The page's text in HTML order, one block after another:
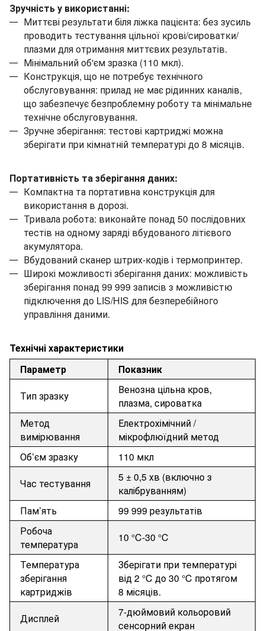
Зручність у використанні:
Миттєві результати біля ліжка пацієнта: без зусиль
проводить тестування цільної крові/сироватки/
плазми для отримання миттєвих результатів.
Мінімальний об'єм зразка (110 мкл).
Конструкція, що не потребує технічного
обслуговування: прилад не має рідинних каналів,
що забезпечує безпроблемну роботу та мінімальне
технічне обслуговування.
Зручне зберігання: тестові картриджі можна
зберігати при кімнатній температурі до 8 місяців.
Портативність та зберігання даних:
Компактна та портативна конструкція для
використання в дорозі.
Тривала робота: виконайте понад 50 послідовних
тестів на одному заряді вбудованого літієвого
акумулятора.
Вбудований сканер штрих-кодів і термопринтер.
Широкі можливості зберігання даних: можливість
зберігання понад 99 999 записів з можливістю
підключення до LIS/HIS для безперебійного
управління даними.
Технічні характеристики
Параметр
Показник
Тип зразку
Венозна цільна кров,
плазма, сироватка
Метод
вимірювання
Електрохімічний /
мікрофлюїдний метод
Об’єм зразку
110 мкл
Час тестування
5 ± 0,5 хв (включно з
калібруванням)
Пам’ять
99 999 результатів
Робоча
температура
10 °C-30 °C
Температура
зберігання
картриджів
Зберігати при температурі
від 2 °C до 30 °C протягом
8 місяців.
Дисплей
7-дюймовий кольоровий
сенсорний екран